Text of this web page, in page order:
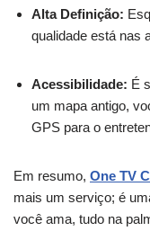
Alta Definição:
qualidade está nas
Acessibilidade: É
um mapa antigo,
GPS para o
Em resumo, One TV
mais um serviço; é
você ama, tudo na